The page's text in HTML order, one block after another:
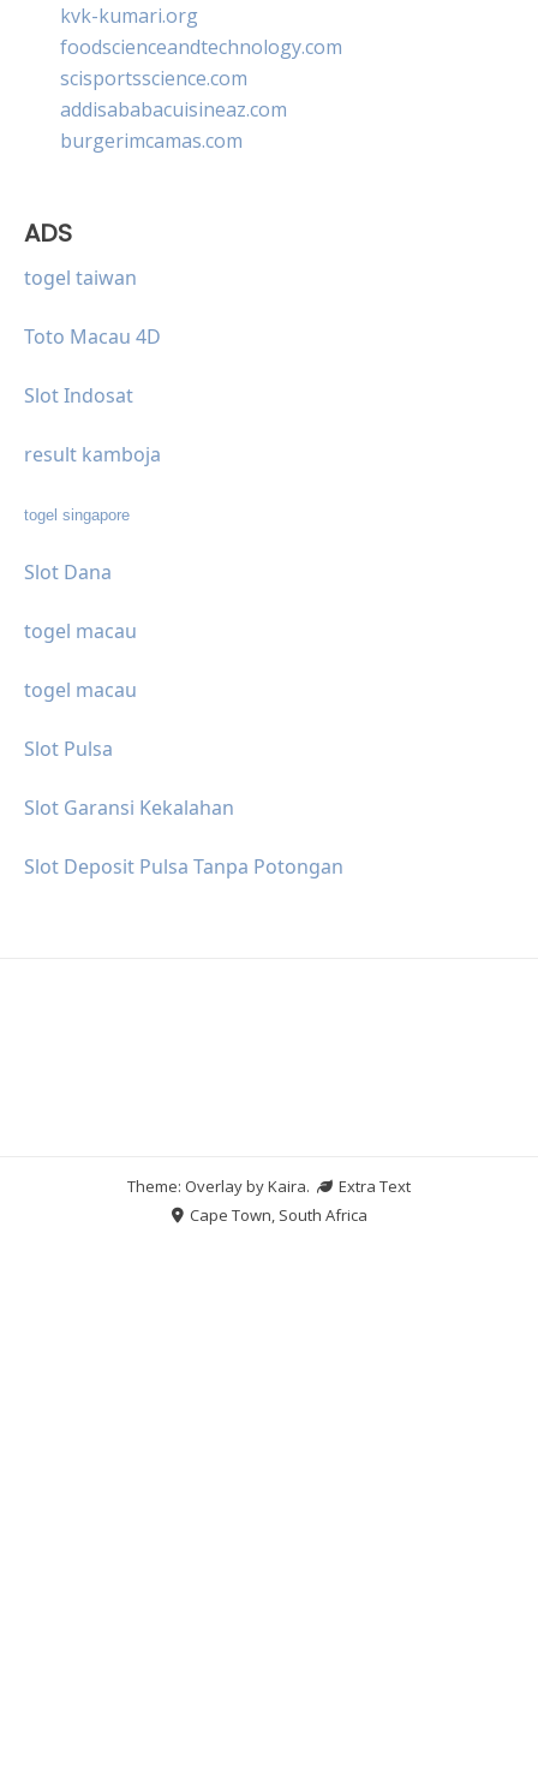
kvk-kumari.org
foodscienceandtechnology.com
scisportsscience.com
addisababacuisineaz.com
burgerimcamas.com
ADS
togel taiwan
Toto Macau 4D
Slot Indosat
result kamboja
togel singapore
Slot Dana
togel macau
togel macau
Slot Pulsa
Slot Garansi Kekalahan
Slot Deposit Pulsa Tanpa Potongan
Theme: Overlay byKaira.
Extra Text
Cape Town, South Africa